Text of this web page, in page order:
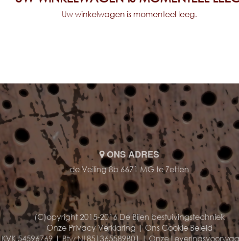
Uw winkelwagen is momenteel leeg.
ONS ADRES
de Veiling 8b 6671 MG te Zetten
(C)opyright 2015-2016 De Bijen bestuivingstechniek
Onze Privacy Verklaring|Ons Cookie Beleid
KVK 54596769 | Btw NL851365589B01 |Onze